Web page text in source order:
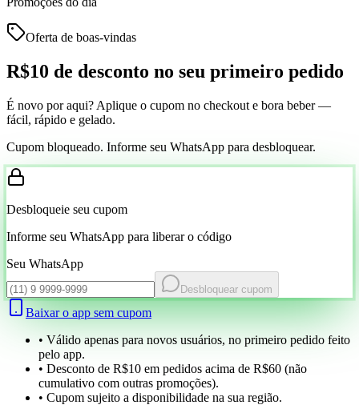
Oferta de boas-vindas
R$10 de desconto no seu primeiro pedido
É novo por aqui? Aplique o cupom no checkout e bora beber —
fácil, rápido e gelado.
Cupom bloqueado. Informe seu WhatsApp para desbloquear.
Desbloqueie seu cupom
Informe seu WhatsApp para liberar o código
Seu WhatsApp
Desbloquear cupom
Baixar o app sem cupom
• Válido apenas para novos usuários, no primeiro pedido feito
pelo app.
• Desconto de R$10 em pedidos acima de R$60 (não
cumulativo com outras promoções).
• Cupom sujeito a disponibilidade na sua região.